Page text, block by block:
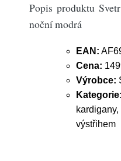
Popis produktu
noční modrá
EAN:
Cena:
Výrobce:
Kategorie:
výstřihem